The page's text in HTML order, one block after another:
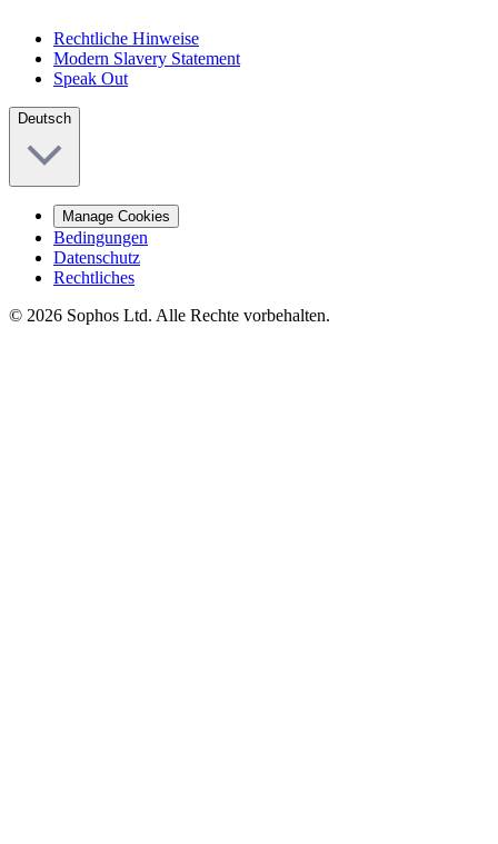
Rechtliche Hinweise
Modern Slavery Statement
Speak Out
Deutsch
Manage Cookies
Bedingungen
Datenschutz
Rechtliches
© 2026 Sophos Ltd. Alle Rechte vorbehalten.